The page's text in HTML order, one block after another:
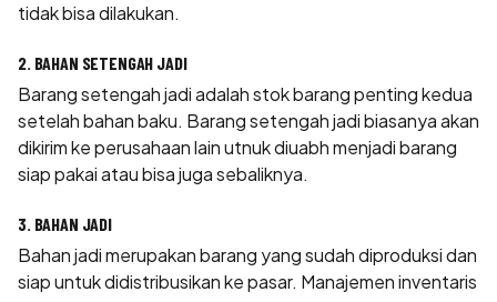
tidak bisa dilakukan.
2. BAHAN SETENGAH JADI
Barang setengah jadi adalah stok barang penting kedua
setelah bahan baku. Barang setengah jadi biasanya akan
dikirim ke perusahaan lain utnuk diuabh menjadi barang
siap pakai atau bisa juga sebaliknya.
3. BAHAN JADI
Bahan jadi merupakan barang yang sudah diproduksi dan
siap untuk didistribusikan ke pasar. Manajemen inventaris